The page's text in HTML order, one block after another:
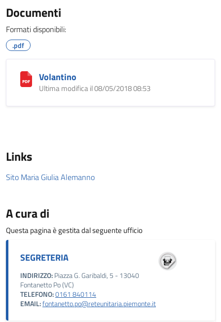
Documenti
Formati disponibili:
.pdf
Volantino
Ultima modifica il 08/05/2018 08:53
Links
Sito Maria Giulia Alemanno
A cura di
Questa pagina è gestita dal seguente ufficio
SEGRETERIA
INDIRIZZO:Piazza G. Garibaldi, 5 - 13040
Fontanetto Po (VC)
TELEFONO:0161 840114
EMAIL:fontanetto.po@reteunitaria.piemonte.it